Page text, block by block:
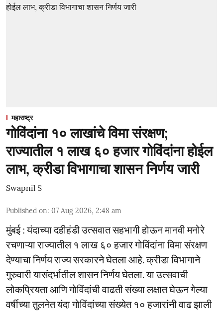
महाराष्ट्र
गोविंदांना १० लाखांचे विमा संरक्षण;
राज्यातील १ लाख ६० हजार गोविंदांना होईल
लाभ, क्रीडा विभागाचा शासन निर्णय जारी
Swapnil S
Published on: 07 Aug 2026, 2:48 am
मुंबई : यंदाच्या दहीहंडी उत्सवात सहभागी होऊन मानवी मनोरे
रचणाऱ्या राज्यातील १ लाख ६० हजार गोविंदांना विमा संरक्षण
देण्याचा निर्णय राज्य सरकारने घेतला आहे. क्रीडा विभागाने
गुरुवारी यासंदर्भातील शासन निर्णय घेतला. या उत्सवाची
लोकप्रियता आणि गोविंदांची वाढती संख्या लक्षात घेऊन गेल्या
वर्षीच्या तुलनेत यंदा गोविंदांच्या संख्येत १० हजारांनी वाढ झाली